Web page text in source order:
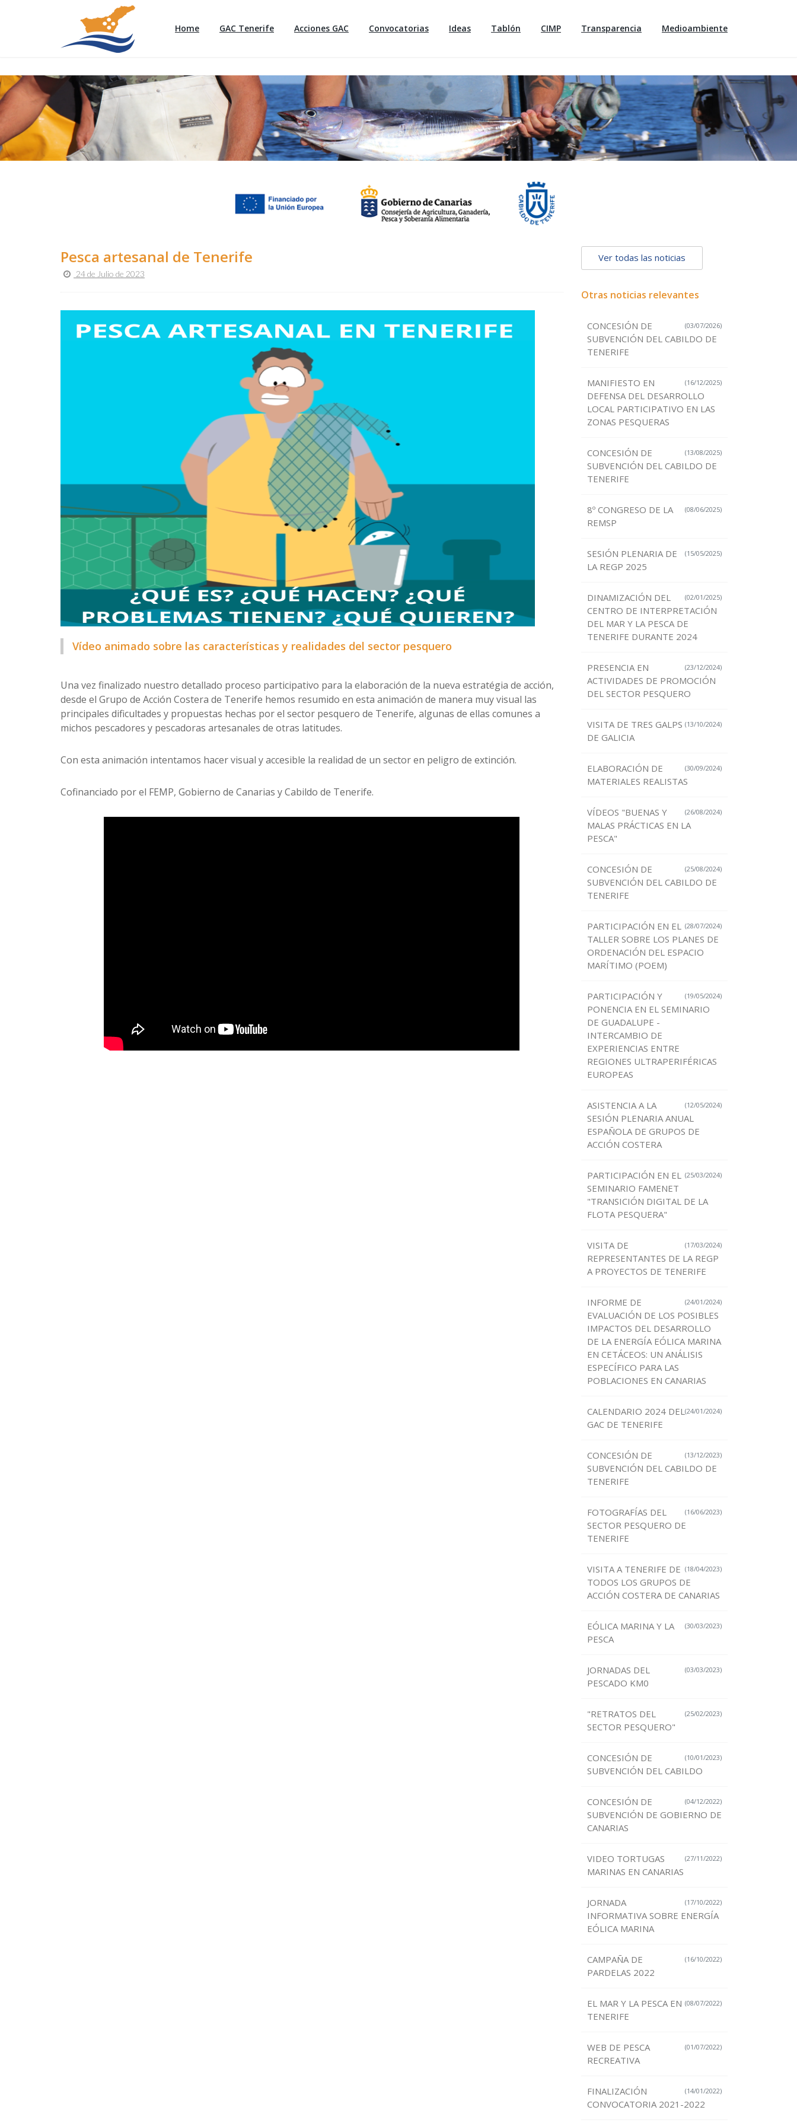
Home GAC Tenerife Acciones GAC Convocatorias Ideas Tablón CIMP Transparencia Medioambiente
Pesca artesanal de Tenerife
24 de Julio de 2023
Vídeo animado sobre las características y realidades del sector pesquero
Una vez finalizado nuestro detallado proceso participativo para la elaboración de la nueva estratégia de acción,
desde el Grupo de Acción Costera de Tenerife hemos resumido en esta animación de manera muy visual las
principales dificultades y propuestas hechas por el sector pesquero de Tenerife, algunas de ellas comunes a
michos pescadores y pescadoras artesanales de otras latitudes.
Con esta animación intentamos hacer visual y accesible la realidad de un sector en peligro de extinción.
Cofinanciado por el FEMP, Gobierno de Canarias y Cabildo de Tenerife.
Ver todas las noticias
Otras noticias relevantes
(03/07/2026)
CONCESIÓN DE
SUBVENCIÓN DEL CABILDO DE
TENERIFE
(16/12/2025)
MANIFIESTO EN
DEFENSA DEL DESARROLLO
LOCAL PARTICIPATIVO EN LAS
ZONAS PESQUERAS
(13/08/2025)
CONCESIÓN DE
SUBVENCIÓN DEL CABILDO DE
TENERIFE
(08/06/2025)
8º CONGRESO DE LA
REMSP
(15/05/2025)
SESIÓN PLENARIA DE
LA REGP 2025
(02/01/2025)
DINAMIZACIÓN DEL
CENTRO DE INTERPRETACIÓN
DEL MAR Y LA PESCA DE
TENERIFE DURANTE 2024
(23/12/2024)
PRESENCIA EN
ACTIVIDADES DE PROMOCIÓN
DEL SECTOR PESQUERO
(13/10/2024)
VISITA DE TRES GALPS
DE GALICIA
(30/09/2024)
ELABORACIÓN DE
MATERIALES REALISTAS
(26/08/2024)
VÍDEOS "BUENAS Y
MALAS PRÁCTICAS EN LA
PESCA"
(25/08/2024)
CONCESIÓN DE
SUBVENCIÓN DEL CABILDO DE
TENERIFE
(28/07/2024)
PARTICIPACIÓN EN EL
TALLER SOBRE LOS PLANES DE
ORDENACIÓN DEL ESPACIO
MARÍTIMO (POEM)
(19/05/2024)
PARTICIPACIÓN Y
PONENCIA EN EL SEMINARIO
DE GUADALUPE -
INTERCAMBIO DE
EXPERIENCIAS ENTRE
REGIONES ULTRAPERIFÉRICAS
EUROPEAS
(12/05/2024)
ASISTENCIA A LA
SESIÓN PLENARIA ANUAL
ESPAÑOLA DE GRUPOS DE
ACCIÓN COSTERA
(25/03/2024)
PARTICIPACIÓN EN EL
SEMINARIO FAMENET
"TRANSICIÓN DIGITAL DE LA
FLOTA PESQUERA"
(17/03/2024)
VISITA DE
REPRESENTANTES DE LA REGP
A PROYECTOS DE TENERIFE
(24/01/2024)
INFORME DE
EVALUACIÓN DE LOS POSIBLES
IMPACTOS DEL DESARROLLO
DE LA ENERGÍA EÓLICA MARINA
EN CETÁCEOS: UN ANÁLISIS
ESPECÍFICO PARA LAS
POBLACIONES EN CANARIAS
(24/01/2024)
CALENDARIO 2024 DEL
GAC DE TENERIFE
(13/12/2023)
CONCESIÓN DE
SUBVENCIÓN DEL CABILDO DE
TENERIFE
(16/06/2023)
FOTOGRAFÍAS DEL
SECTOR PESQUERO DE
TENERIFE
(18/04/2023)
VISITA A TENERIFE DE
TODOS LOS GRUPOS DE
ACCIÓN COSTERA DE CANARIAS
(30/03/2023)
EÓLICA MARINA Y LA
PESCA
(03/03/2023)
JORNADAS DEL
PESCADO KM0
(25/02/2023)
"RETRATOS DEL
SECTOR PESQUERO"
(10/01/2023)
CONCESIÓN DE
SUBVENCIÓN DEL CABILDO
(04/12/2022)
CONCESIÓN DE
SUBVENCIÓN DE GOBIERNO DE
CANARIAS
(27/11/2022)
VIDEO TORTUGAS
MARINAS EN CANARIAS
(17/10/2022)
JORNADA
INFORMATIVA SOBRE ENERGÍA
EÓLICA MARINA
(16/10/2022)
CAMPAÑA DE
PARDELAS 2022
(08/07/2022)
EL MAR Y LA PESCA EN
TENERIFE
(01/07/2022)
WEB DE PESCA
RECREATIVA
(14/01/2022)
FINALIZACIÓN
CONVOCATORIA 2021-2022